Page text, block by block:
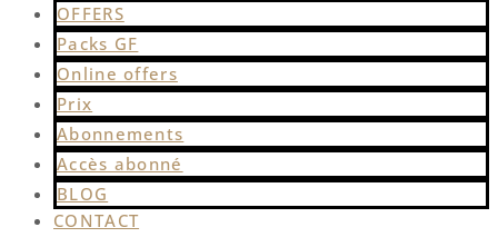
OFFERS
Packs GF
Online offers
Prix
Abonnements
Accès abonné
BLOG
CONTACT